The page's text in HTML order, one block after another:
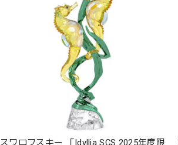
スワロフスキー 「Idyllia SCS 2025年度限